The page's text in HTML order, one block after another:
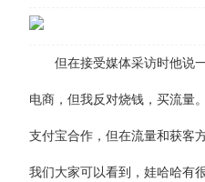
但在接受媒体采访时他说一
电商，但我反对烧钱，买流量
支付宝合作，但在流量和获客
我们大家可以看到，娃哈哈有